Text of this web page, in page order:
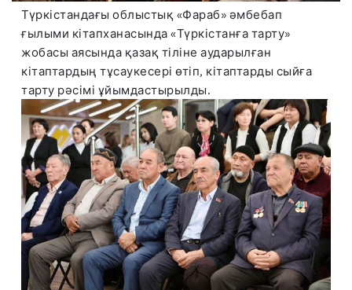
Түркістандағы облыстық «Фараб» әмбебап
ғылыми кітапханасында «Түркістанға тарту»
жобасы аясында қазақ тіліне аударылған
кітаптардың тұсаукесері өтіп, кітаптарды сыйға
тарту рәсімі ұйымдастырылды.